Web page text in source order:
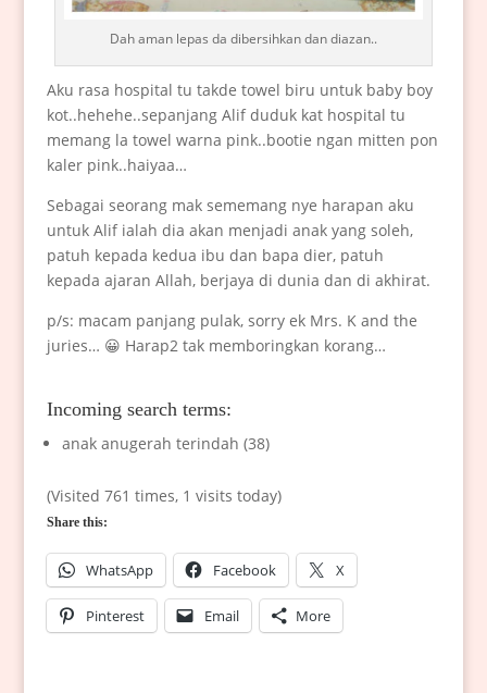
Dah aman lepas da dibersihkan dan diazan..
Aku rasa hospital tu takde towel biru untuk baby boy
kot..hehehe..sepanjang Alif duduk kat hospital tu
memang la towel warna pink..bootie ngan mitten pon
kaler pink..haiyaa…
Sebagai seorang mak sememang nye harapan aku
untuk Alif ialah dia akan menjadi anak yang soleh,
patuh kepada kedua ibu dan bapa dier, patuh
kepada ajaran Allah, berjaya di dunia dan di akhirat.
p/s: macam panjang pulak, sorry ek Mrs. K and the
juries… 😀 Harap2 tak memboringkan korang…
Incoming search terms:
anak anugerah terindah (38)
(Visited 761 times, 1 visits today)
Share this:
WhatsApp Facebook X
Pinterest Email More